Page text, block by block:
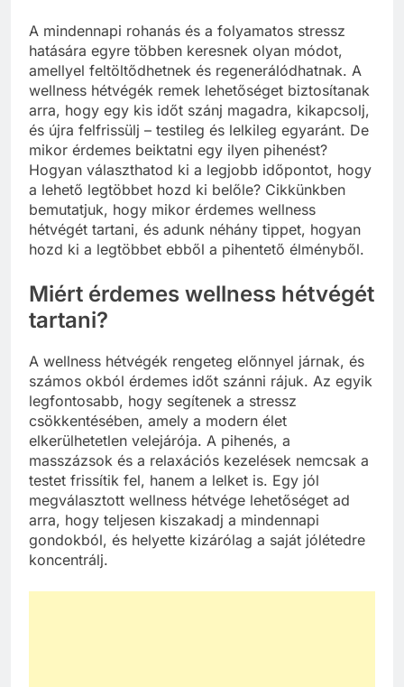
A mindennapi rohanás és a folyamatos stressz
hatására egyre többen keresnek olyan módot,
amellyel feltöltődhetnek és regenerálódhatnak. A
wellness hétvégék remek lehetőséget biztosítanak
arra, hogy egy kis időt szánj magadra, kikapcsolj,
és újra felfrissülj – testileg és lelkileg egyaránt. De
mikor érdemes beiktatni egy ilyen pihenést?
Hogyan választhatod ki a legjobb időpontot, hogy
a lehető legtöbbet hozd ki belőle? Cikkünkben
bemutatjuk, hogy mikor érdemes wellness
hétvégét tartani, és adunk néhány tippet, hogyan
hozd ki a legtöbbet ebből a pihentető élményből.
Miért érdemes wellness hétvégét
tartani?
A wellness hétvégék rengeteg előnnyel járnak, és
számos okból érdemes időt szánni rájuk. Az egyik
legfontosabb, hogy segítenek a stressz
csökkentésében, amely a modern élet
elkerülhetetlen velejárója. A pihenés, a
masszázsok és a relaxációs kezelések nemcsak a
testet frissítik fel, hanem a lelket is. Egy jól
megválasztott wellness hétvége lehetőséget ad
arra, hogy teljesen kiszakadj a mindennapi
gondokból, és helyette kizárólag a saját jólétedre
koncentrálj.